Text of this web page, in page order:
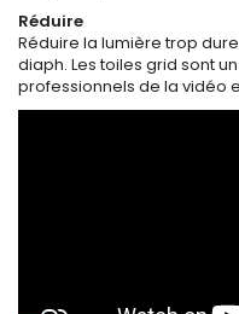
Réduire
Réduire la lumière trop
diaph. Les toiles grid sont
professionnels de la vidéo